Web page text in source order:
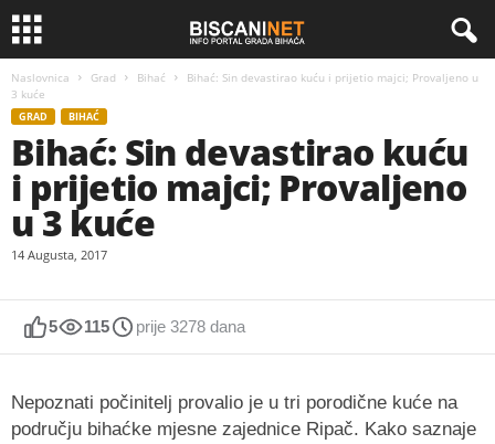
Naslovnica Grad Bihać
Bihać: Sin devastirao kuću i prijetio majci; Provaljeno u
3 kuće
GRAD BIHAĆ
Bihać: Sin devastirao kuću
i prijetio majci; Provaljeno
u 3 kuće
14 Augusta, 2017
5 115 prije 3278 dana
Nepoznati počinitelj provalio je u tri porodične kuće na
području bihaćke mjesne zajednice Ripač. Kako saznaje